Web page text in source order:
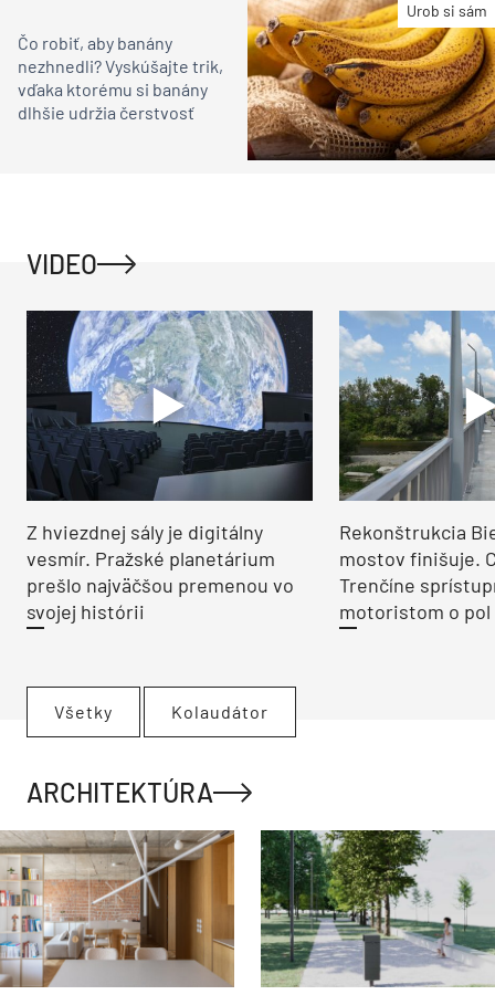
Urob si sám
Čo robiť, aby banány
nezhnedli? Vyskúšajte trik,
vďaka ktorému si banány
dlhšie udržia čerstvosť
VIDEO
Z hviezdnej sály je digitálny
vesmír. Pražské planetárium
prešlo najväčšou premenou vo
svojej histórii
Rekonštrukcia
mostov finišuje.
Trenčíne
motoristom o pol
Všetky Kolaudátor
ARCHITEKTÚRA